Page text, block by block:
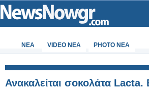
ΝΕΑ VIDEO NEA PHOTO NEA
Ανακαλείται σοκολάτα Lacta.